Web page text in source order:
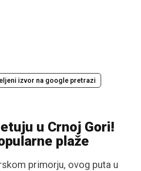
izvor na google pretrazi
u Crnoj Gori!
plaže
primorju, ovog puta u